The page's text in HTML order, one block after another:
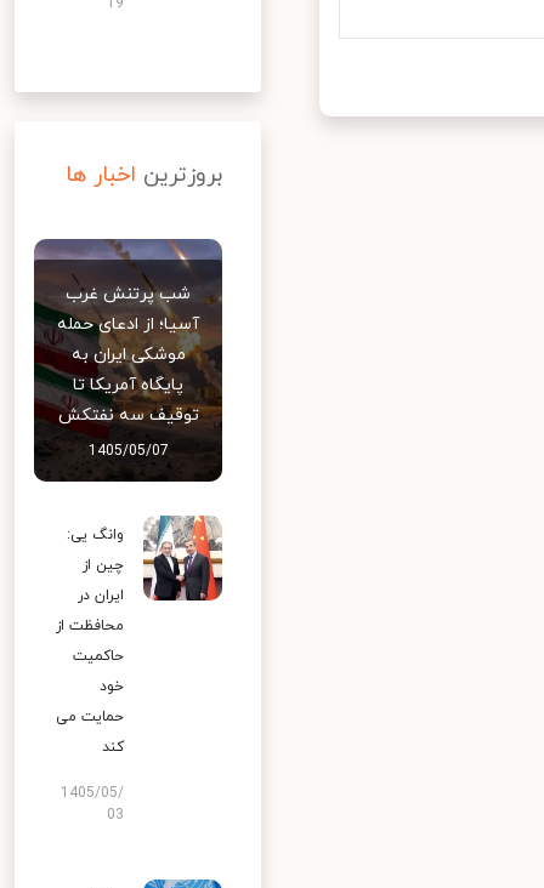
بروزترین اخبار ها
شب پرتنش غرب
آسیا؛ از ادعای حمله
موشکی ایران به
پایگاه آمریکا تا
توقیف سه نفتکش
1405/05/07
وانگ یی:
چین از
ایران در
محافظت از
حاکمیت
خود
حمایت می
کند
1405/05/
03